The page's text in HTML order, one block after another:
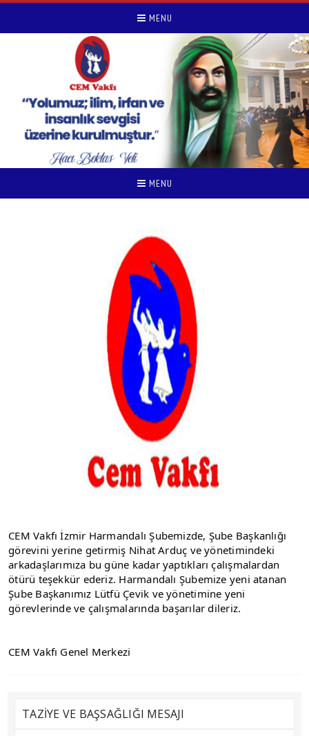
MENU
MENU
CEM Vakfı İzmir Harmandalı Şubemizde, Şube Başkanlığı
görevini yerine getirmiş Nihat Arduç ve yönetimindeki
arkadaşlarımıza bu güne kadar yaptıkları çalışmalardan
ötürü teşekkür ederiz. Harmandalı Şubemize yeni atanan
Şube Başkanımız Lütfü Çevik ve yönetimine yeni
görevlerinde ve çalışmalarında başarılar dileriz.
CEM Vakfı Genel Merkezi
TAZİYE VE BAŞSAĞLIĞI MESAJI